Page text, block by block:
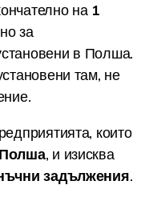
на 1
за
в Полша.
там, не
които
, и изисква
задължения.